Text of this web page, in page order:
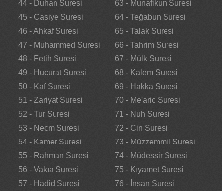
44 - Duhan Suresi
45 - Casiye Suresi
46 - Ahkaf Suresi
47 - Muhammed Suresi
48 - Fetih Suresi
49 - Hucurat Suresi
50 - Kaf Suresi
51 - Zariyat Suresi
52 - Tur Suresi
53 - Necm Suresi
54 - Kamer Suresi
55 - Rahman Suresi
56 - Vakıa Suresi
57 - Hadid Suresi
63 - Munafikun Suresi
64 - Teğabun Suresi
65 - Talak Suresi
66 - Tahrim Suresi
67 - Mülk Suresi
68 - Kalem Suresi
69 - Hakka Suresi
70 - Me'aric Suresi
71 - Nuh Suresi
72 - Cin Suresi
73 - Müzzemmil Suresi
74 - Müdessir Suresi
75 - Kıyamet Suresi
76 - İnsan Suresi